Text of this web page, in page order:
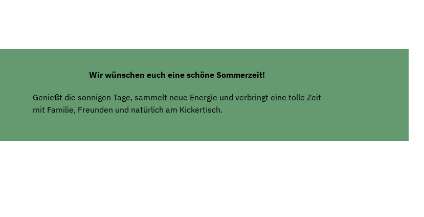
Wir wünschen euch eine schöne Sommerzeit!
Genießt die sonnigen Tage, sammelt neue Energie und verbringt eine tolle Zeit
mit Familie, Freunden und natürlich am Kickertisch.